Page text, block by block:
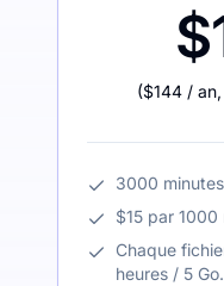
($144 / an,
3000
$15 par
Chaque
heures / 5